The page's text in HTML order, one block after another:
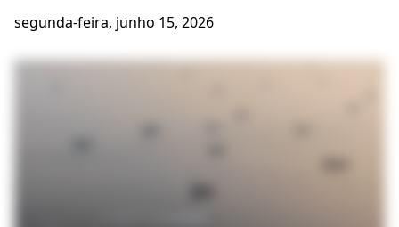
segunda-feira, junho 15, 2026